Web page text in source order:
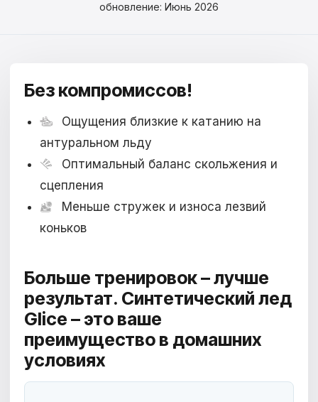
中文
Русский
Slovenčina
Türkçe
العربية
обновление: Июнь 2026
Без компромиссов!
Ощущения близкие к катанию на
антуральном льду
Оптимальный баланс скольжения и
сцепления
Меньше стружек и износа лезвий
коньков
Больше тренировок – лучше
результат. Синтетический лед
Glice – это ваше
преимущество в домашних
условиях